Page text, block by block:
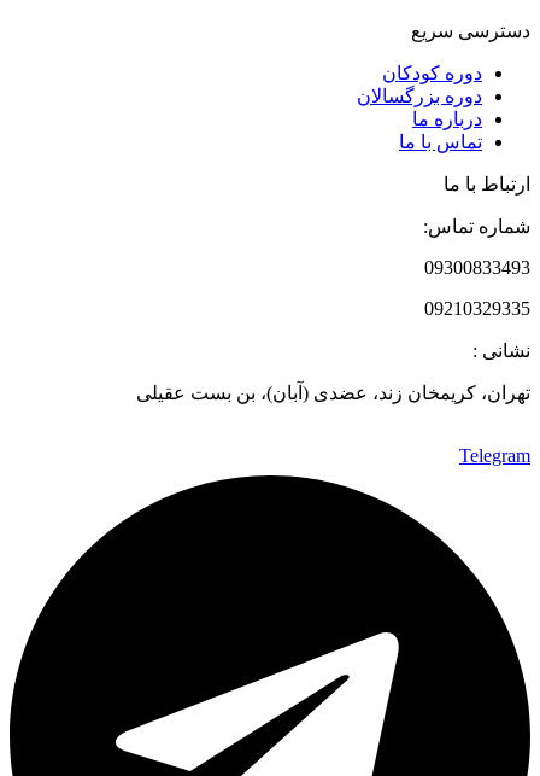
دسترسی سریع
دوره‌ کودکان
دوره‌ بزرگسالان
درباره ما
تماس با ما
ارتباط با ما
شماره تماس:
09300833493
09210329335
نشانی :
تهران، کریمخان زند، عضدی (آبان)، بن بست عقیلی
Telegram